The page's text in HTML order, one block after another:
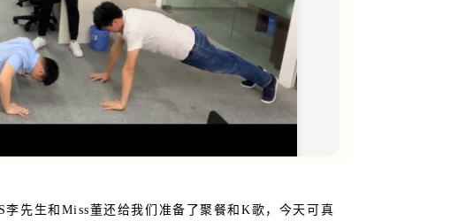
先生和Miss董还给我们准备了聚餐和K歌，今天可真